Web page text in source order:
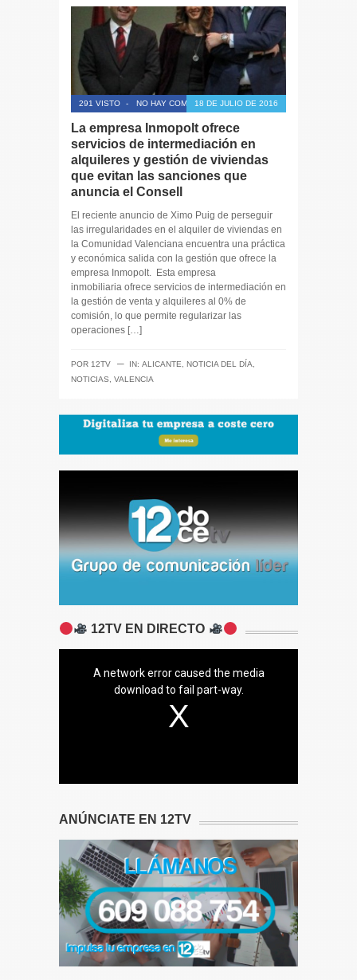
291 VISTO - NO HAY COMENTARIOS18 DE JULIO DE 2016
La empresa Inmopolt ofrece
servicios de intermediación en
alquileres y gestión de viviendas
que evitan las sanciones que
anuncia el Consell
El reciente anuncio de Ximo Puig de perseguir
las irregularidades en el alquiler de viviendas en
la Comunidad Valenciana encuentra una práctica
y económica salida con la gestión que ofrece la
empresa Inmopolt. Esta empresa
inmobiliaria ofrece servicios de intermediación en
la gestión de venta y alquileres al 0% de
comisión, lo que permite regularizar las
operaciones […]
POR 12TV ─ IN: ALICANTE, NOTICIA DEL DÍA,
NOTICIAS, VALENCIA
12TV EN DIRECTO
A network error caused the media
download to fail part-way.
ANÚNCIATE EN 12TV